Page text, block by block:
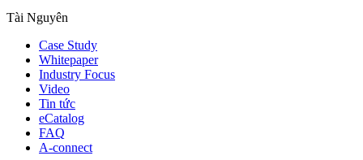
Tài Nguyên
Case Study
Whitepaper
Industry Focus
Video
Tin tức
eCatalog
FAQ
A-connect